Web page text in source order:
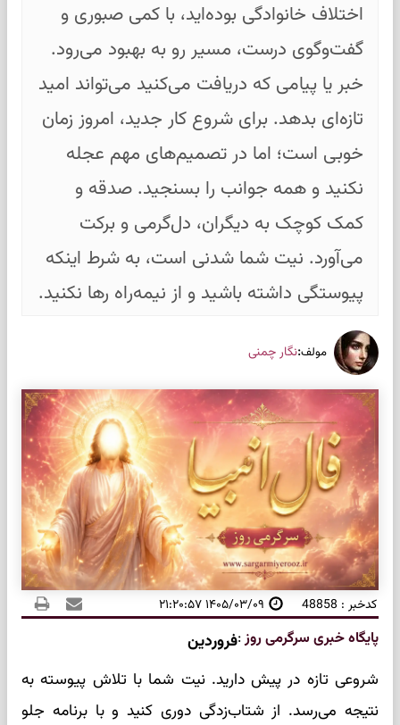
اختلاف خانوادگی بوده‌اید، با کمی صبوری و
گفت‌وگوی درست، مسیر رو به بهبود می‌رود.
خبر یا پیامی که دریافت می‌کنید می‌تواند امید
تازه‌ای بدهد. برای شروع کار جدید، امروز زمان
خوبی است؛ اما در تصمیم‌های مهم عجله
نکنید و همه جوانب را بسنجید. صدقه و
کمک کوچک به دیگران، دل‌گرمی و برکت
می‌آورد. نیت شما شدنی است، به شرط اینکه
پیوستگی داشته باشید و از نیمه‌راه رها نکنید.
مولف:نگار چمنی
کدخبر : 48858 ۱۴۰۵/۰۳/۰۹ ۲۱:۲۰:۵۷
پایگاه خبری سرگرمی روز:فروردین
شروعی تازه در پیش دارید. نیت شما با تلاش پیوسته به
نتیجه می‌رسد. از شتاب‌زدگی دوری کنید و با برنامه جلو